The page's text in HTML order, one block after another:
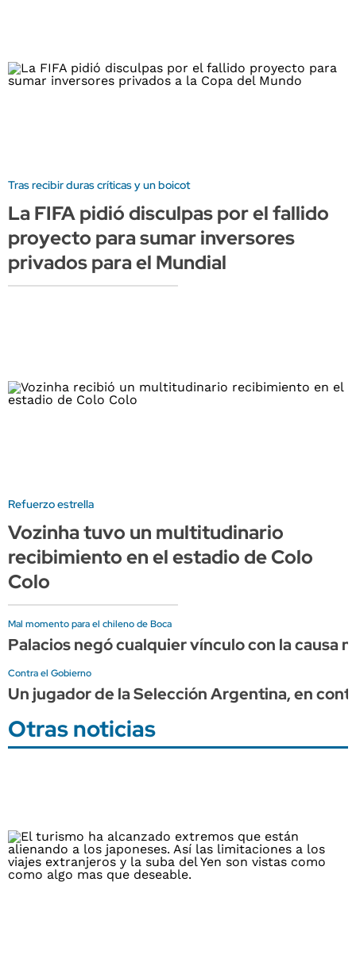
Tras recibir duras críticas y un boicot
La FIFA pidió disculpas por el fallido
proyecto para sumar inversores
privados para el Mundial
Refuerzo estrella
Vozinha tuvo un multitudinario
recibimiento en el estadio de Colo
Colo
Mal momento para el chileno de Boca
Palacios negó cualquier vínculo con la causa
Contra el Gobierno
Un jugador de la Selección Argentina, en
Otras noticias